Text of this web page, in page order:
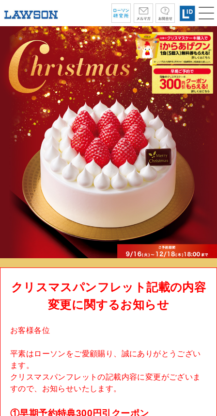
クリスマスパンフレット記載の内容
変更に関するお知らせ
お客様各位
平素はローソンをご愛顧賜り、誠にありがとうござい
ます。
クリスマスパンフレットの記載内容に変更がございま
すので、お知らせいたします。
①早期予約特典300円引クーポン